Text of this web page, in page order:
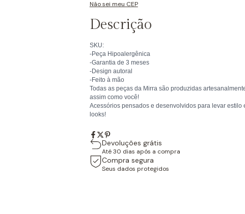
Não sei meu CEP
Descrição
SKU:
-Peça Hipoalergênica
-Garantia de 3 meses
-Design autoral
-Feito à mão
Todas as peças da Mirra são produzidas
assim como você!
Acessórios pensados e desenvolvidos para levar estilo
looks!
Devoluções grátis
Até 30 dias após a compra
Compra segura
Seus dados protegidos